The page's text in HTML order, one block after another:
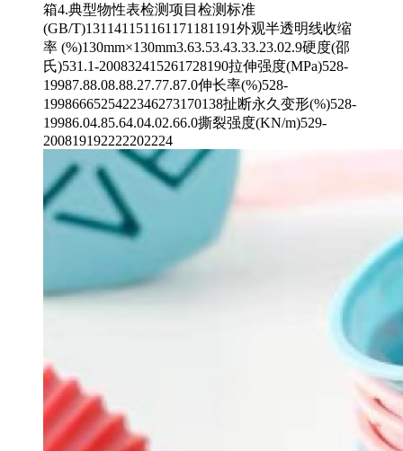
箱4.典型物性表检测项目检测标准
(GB/T)131141151161171181191外观半透明线收缩
率 (%)130mm×130mm3.63.53.43.33.23.02.9硬度(邵
氏)531.1-200832415261728190拉伸强度(MPa)528-
19987.88.08.88.27.77.87.0伸长率(%)528-
1998666525422346273170138扯断永久变形(%)528-
19986.04.85.64.04.02.66.0撕裂强度(KN/m)529-
200819192222202224